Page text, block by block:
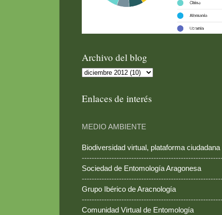
Archivo del blog
Enlaces de interés
MEDIO AMBIENTE
Biodiversidad virtual, plataforma ciudadana
Sociedad de Entomología Aragonesa
Grupo Ibérico de Aracnología
Comunidad Virtual de Entomología